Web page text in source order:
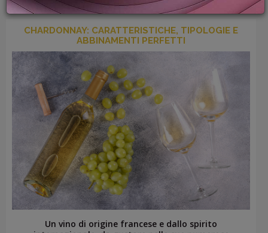
GIFT
CARD
BLOG
ACCEDI
CHARDONNAY: CARATTERISTICHE, TIPOLOGIE E
ABBINAMENTI PERFETTI
Un vino di origine francese e dallo spirito